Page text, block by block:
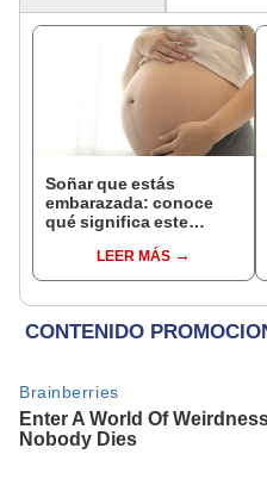
Soñar que estás
embarazada: conoce
qué significa este
LEER MÁS